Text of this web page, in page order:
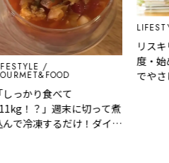
っかり食べて
！？」週末に切って煮
で冷凍するだけ！ダイエ
LIFESTYLE
リスキ
度・始
でやさ